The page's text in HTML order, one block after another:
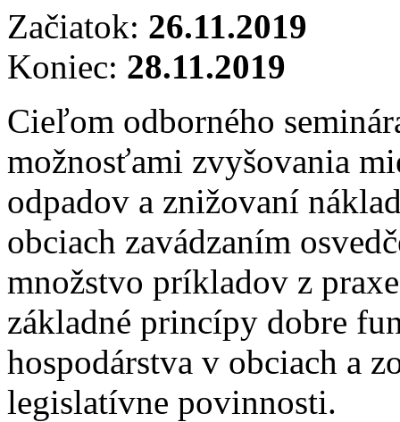
Začiatok: 26.11.2019
Koniec: 28.11.2019
Cieľom odborného
možnosťami zvyšovania
odpadov a znižovaní
obciach zavádzaním
množstvo príkladov z
základné princípy dobre
hospodárstva v obciach a
legislatívne povinnosti.